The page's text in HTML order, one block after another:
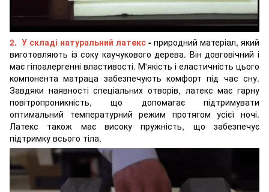
2. У складі натуральний латекс - природний матеріал, який
виготовляють із соку каучукового дерева. Він довговічний і
має гіпоалергенні властивості. М'якість і еластичність цього
компонента матраца забезпечують комфорт під час сну.
Завдяки наявності спеціальних отворів, латекс має гарну
повітропроникність, що допомагає підтримувати
оптимальний температурний режим протягом усієї ночі.
Латекс також має високу пружність, що забезпечує
підтримку всього тіла.